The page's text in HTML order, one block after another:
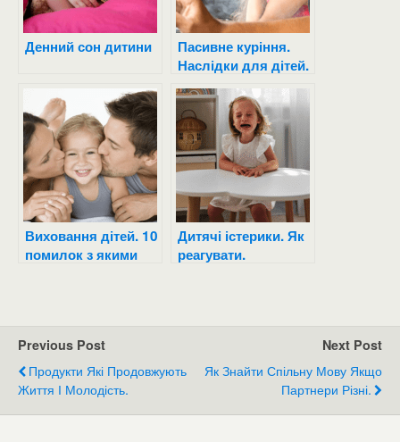
Денний сон дитини
Пасивне куріння.
Наслідки для дітей.
Виховання дітей. 10
помилок з якими
Дитячі істерики. Як
реагувати.
Previous Post
Продукти Які Продовжують
Життя І Молодість.
Next Post
Як Знайти Спільну Мову Якщо
Партнери Різні.